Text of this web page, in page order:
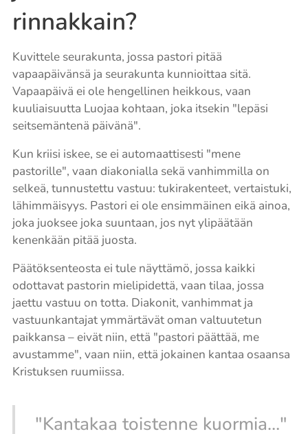
rinnakkain?
Kuvittele seurakunta, jossa pastori pitää
vapaapäivänsä ja seurakunta kunnioittaa sitä.
Vapaapäivä ei ole hengellinen heikkous, vaan
kuuliaisuutta Luojaa kohtaan, joka itsekin "lepäsi
seitsemäntenä päivänä".
Kun kriisi iskee, se ei automaattisesti "mene
pastorille", vaan diakonialla sekä vanhimmilla on
selkeä, tunnustettu vastuu: tukirakenteet, vertaistuki,
lähimmäisyys. Pastori ei ole ensimmäinen eikä ainoa,
joka juoksee joka suuntaan, jos nyt ylipäätään
kenenkään pitää juosta.
Päätöksenteosta ei tule näyttämö, jossa kaikki
odottavat pastorin mielipidettä, vaan tilaa, jossa
jaettu vastuu on totta. Diakonit, vanhimmat ja
vastuunkantajat ymmärtävät oman valtuutetun
paikkansa – eivät niin, että "pastori päättää, me
avustamme", vaan niin, että jokainen kantaa osaansa
Kristuksen ruumiissa.
"Kantakaa toistenne kuormia…"